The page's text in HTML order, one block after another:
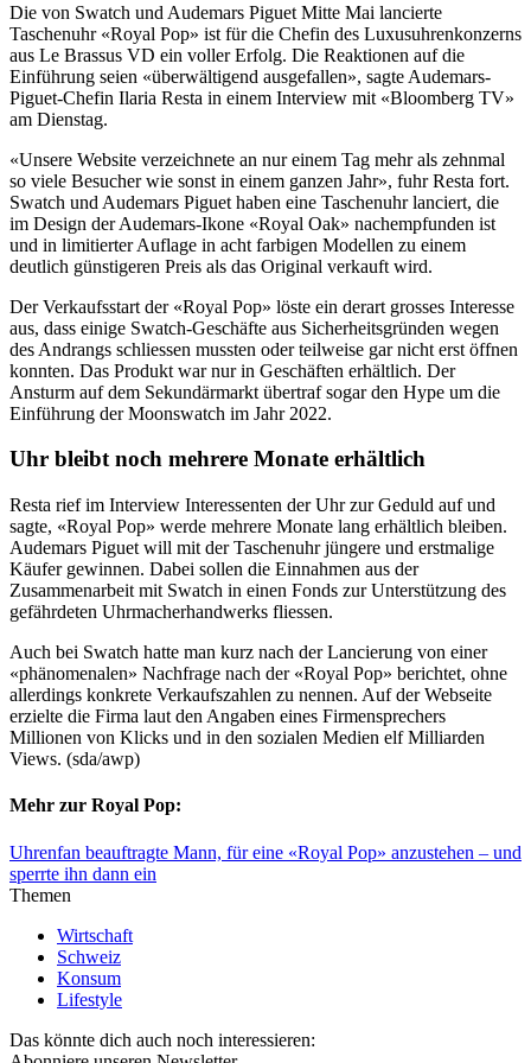
Die von Swatch und Audemars Piguet Mitte Mai lancierte
Taschenuhr «Royal Pop» ist für die Chefin des Luxusuhrenkonzerns
aus Le Brassus VD ein voller Erfolg. Die Reaktionen auf die
Einführung seien «überwältigend ausgefallen», sagte Audemars-
Piguet-Chefin Ilaria Resta in einem Interview mit «Bloomberg TV»
am Dienstag.
«Unsere Website verzeichnete an nur einem Tag mehr als zehnmal
so viele Besucher wie sonst in einem ganzen Jahr», fuhr Resta fort.
Swatch und Audemars Piguet haben eine Taschenuhr lanciert, die
im Design der Audemars-Ikone «Royal Oak» nachempfunden ist
und in limitierter Auflage in acht farbigen Modellen zu einem
deutlich günstigeren Preis als das Original verkauft wird.
Der Verkaufsstart der «Royal Pop» löste ein derart grosses Interesse
aus, dass einige Swatch-Geschäfte aus Sicherheitsgründen wegen
des Andrangs schliessen mussten oder teilweise gar nicht erst öffnen
konnten. Das Produkt war nur in Geschäften erhältlich. Der
Ansturm auf dem Sekundärmarkt übertraf sogar den Hype um die
Einführung der Moonswatch im Jahr 2022.
Uhr bleibt noch mehrere Monate erhältlich
Resta rief im Interview Interessenten der Uhr zur Geduld auf und
sagte, «Royal Pop» werde mehrere Monate lang erhältlich bleiben.
Audemars Piguet will mit der Taschenuhr jüngere und erstmalige
Käufer gewinnen. Dabei sollen die Einnahmen aus der
Zusammenarbeit mit Swatch in einen Fonds zur Unterstützung des
gefährdeten Uhrmacherhandwerks fliessen.
Auch bei Swatch hatte man kurz nach der Lancierung von einer
«phänomenalen» Nachfrage nach der «Royal Pop» berichtet, ohne
allerdings konkrete Verkaufszahlen zu nennen. Auf der Webseite
erzielte die Firma laut den Angaben eines Firmensprechers
Millionen von Klicks und in den sozialen Medien elf Milliarden
Views. (sda/awp)
Mehr zur Royal Pop:
Uhrenfan beauftragte Mann, für eine «Royal Pop» anzustehen – und
sperrte ihn dann ein
Themen
Wirtschaft
Schweiz
Konsum
Lifestyle
Das könnte dich auch noch interessieren: